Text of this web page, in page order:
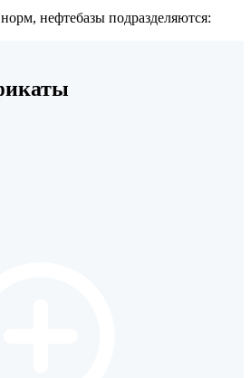
нефтебазы подразделяются: